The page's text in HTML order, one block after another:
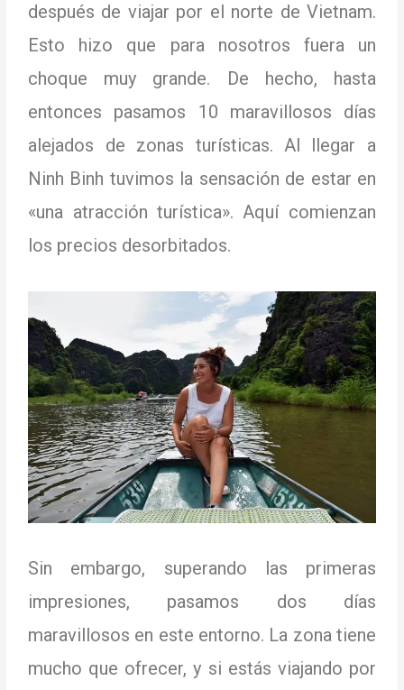
después de viajar por el norte de Vietnam.
Esto hizo que para nosotros fuera un
choque muy grande.
De hecho, hasta
entonces pasamos 10 maravillosos días
alejados de zonas turísticas. Al llegar a
Ninh Binh tuvimos la sensación de estar en
«una atracción turística».Aquí comienzan
los precios desorbitados.
Sin embargo, superando las primeras
impresiones, pasamos dos días
maravillosos en este entorno. La zona tiene
mucho que ofrecer, y si estás viajando por